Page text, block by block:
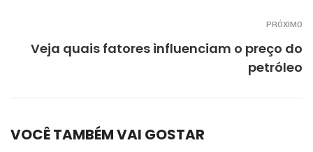
PRÓXIMO
Veja quais fatores influenciam o preço do
petróleo
VOCÊ TAMBÉM VAI GOSTAR